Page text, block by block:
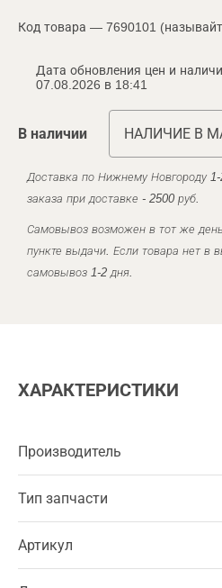
Код товара — 7690101
Дата обновления цен и
07.08.2026 в 18:41
В наличии НАЛИЧИЕ В
Доставка по Нижнему Новгороду
заказа при доставке - 2500 руб.
Самовывоз возможен в тот же
пункте выдачи. Если товара нет в
самовывоз 1-2 дня.
ХАРАКТЕРИСТИКИ
Производитель
Тип запчасти
Артикул